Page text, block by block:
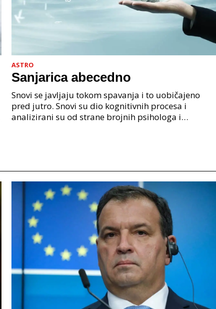
ASTRO
Sanjarica abecedno
Snovi se javljaju tokom spavanja i to uobičajeno
pred jutro. Snovi su dio kognitivnih procesa i
analizirani su od strane brojnih psihologa i